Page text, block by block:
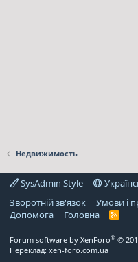
Недвижимость
SysAdmin Style
Зворотній зв'язок
Умови і
Дoпoмoга
Головна
R
Forum software by XenForo® ©
Переклад: xen-foro.com.ua